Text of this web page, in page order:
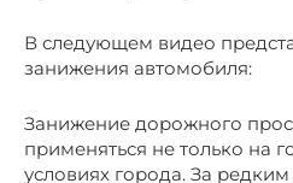
В следующем видео
занижения автомобиля:
Занижение дорожного
применяться не только на
условиях города. За